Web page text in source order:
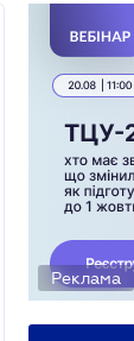
Реклама